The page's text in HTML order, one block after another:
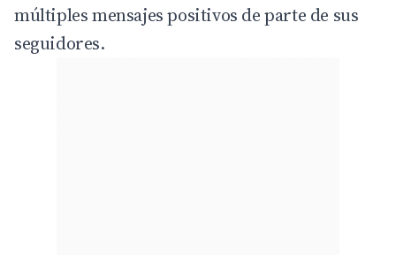
múltiples mensajes positivos de parte de sus
seguidores.